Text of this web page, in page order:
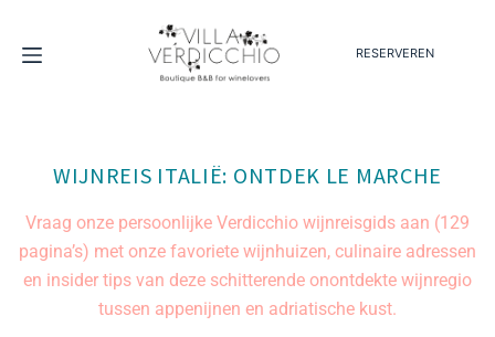
RESERVEREN
WIJNREIS ITALIË: ONTDEK LE MARCHE
Vraag onze persoonlijke Verdicchio wijnreisgids aan (129
pagina’s) met onze favoriete wijnhuizen, culinaire adressen
en insider tips van deze schitterende onontdekte wijnregio
tussen appenijnen en adriatische kust.